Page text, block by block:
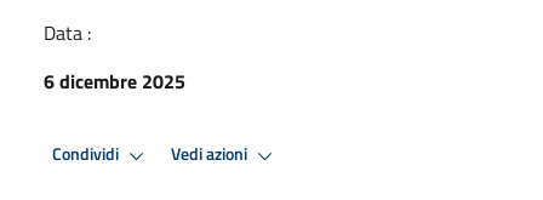
Data :
6 dicembre 2025
Condividi Vedi azioni